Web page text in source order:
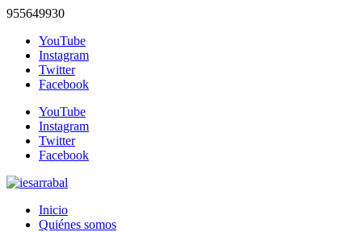
955649930
YouTube
Instagram
Twitter
Facebook
YouTube
Instagram
Twitter
Facebook
Inicio
Quiénes somos